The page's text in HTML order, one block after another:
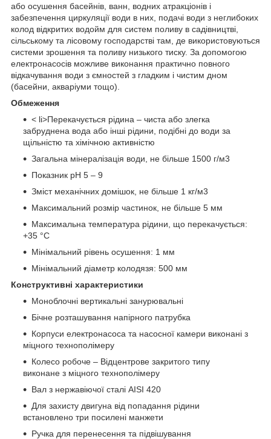
або осушення басейнів, ванн, водних атракціонів і
забезпечення циркуляції води в них, подачі води з неглибоких
колод відкритих водойм для систем поливу в садівництві,
сільському та лісовому господарстві там, де використовуються
системи зрошення та поливу низького тиску. За допомогою
електронасосів можливе виконання практично повного
відкачування води з ємностей з гладким і чистим дном
(басейни, акваріуми тощо).
Обмеження
< li>Перекачується рідина – чиста або злегка
забруднена вода або інші рідини, подібні до води за
щільністю та хімічною активністю
Загальна мінералізація води, не більше 1500 г/м3
Показник рН 5 – 9
Зміст механічних домішок, не більше 1 кг/м3
Максимальний розмір частинок, не більше 5 мм
Максимальна температура рідини, що перекачується:
+35 °С
Мінімальний рівень осушення: 1 мм
Мінімальний діаметр колодязя: 500 мм
Конструктивні характеристики
Моноблочні вертикальні занурювальні
Бічне розташування напірного патрубка
Корпуси електронасоса та насосної камери виконані з
міцного технополімеру
Колесо робоче – Відцентрове закритого типу
виконане з міцного технополімеру
Вал з нержавіючої сталі AISI 420
Для захисту двигуна від попадання рідини
встановлено три посилені манжети
Ручка для перенесення та підвішування